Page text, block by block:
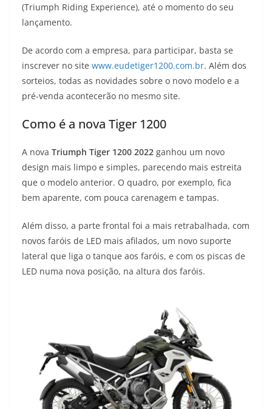
(Triumph Riding Experience), até o momento do seu
lançamento.
De acordo com a empresa, para participar, basta se
inscrever no site www.eudetiger1200.com.br. Além dos
sorteios, todas as novidades sobre o novo modelo e a
pré-venda acontecerão no mesmo site.
Como é a nova Tiger 1200
A nova Triumph Tiger 1200 2022 ganhou um novo
design mais limpo e simples, parecendo mais estreita
que o modelo anterior. O quadro, por exemplo, fica
bem aparente, com pouca carenagem e tampas.
Além disso, a parte frontal foi a mais retrabalhada, com
novos faróis de LED mais afilados, um novo suporte
lateral que liga o tanque aos faróis, e com os piscas de
LED numa nova posição, na altura dos faróis.